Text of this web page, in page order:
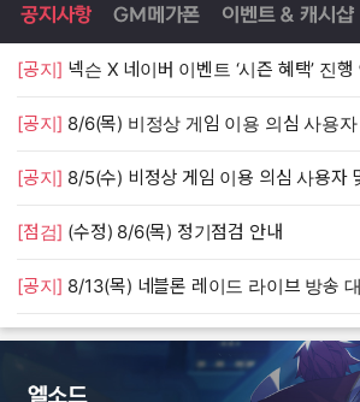
엘소드 소식
공지사항 GM메가폰 이벤트 & 캐시샵
[공지] 넥슨 X 네이버 이벤트 ‘시즌 혜택’ 진행
[공지]
[공지]
[점검] (수정) 8/6(목) 정기점검 안내
[공지]
엘소드 어디까지 알고 있니?